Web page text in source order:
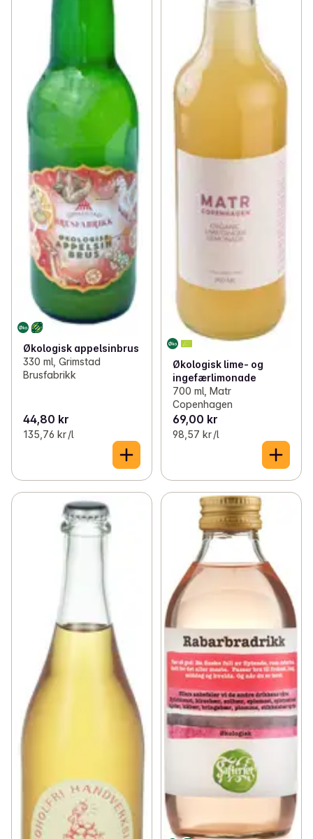
Økologisk appelsinbrus
330 ml, Grimstad
Brusfabrikk
44,80 kr
135,76 kr /l
Økologisk lime- og
ingefærlimonade
700 ml, Matr
Copenhagen
69,00 kr
98,57 kr /l